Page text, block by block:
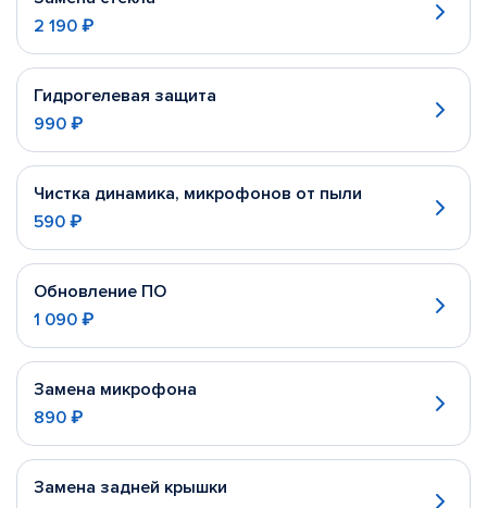
2 190 ₽
Гидрогелевая защита
990 ₽
Чистка динамика, микрофонов от пыли
590 ₽
Обновление ПО
1 090 ₽
Замена микрофона
890 ₽
Замена задней крышки